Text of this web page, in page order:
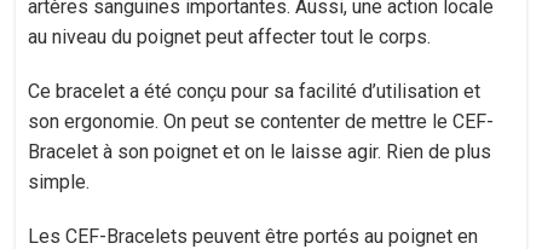
artères sanguines importantes. Aussi, une action locale
au niveau du poignet peut affecter tout le corps.
Ce bracelet a été conçu pour sa facilité d’utilisation et
son ergonomie. On peut se contenter de mettre le CEF-
Bracelet à son poignet et on le laisse agir. Rien de plus
simple.
Les CEF-Bracelets peuvent être portés au poignet en